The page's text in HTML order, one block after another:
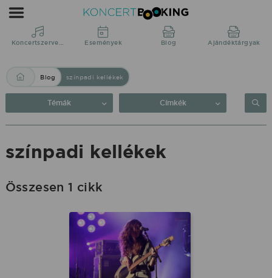
Blog:
színpadi
kellékek
KoncertBooking
Közvetlenül
a
Koncertszervezés Események Blog Ajándéktárgyak
Blog színpadi kellékek
Témák Címkék
színpadi kellékek
Összesen 1 cikk